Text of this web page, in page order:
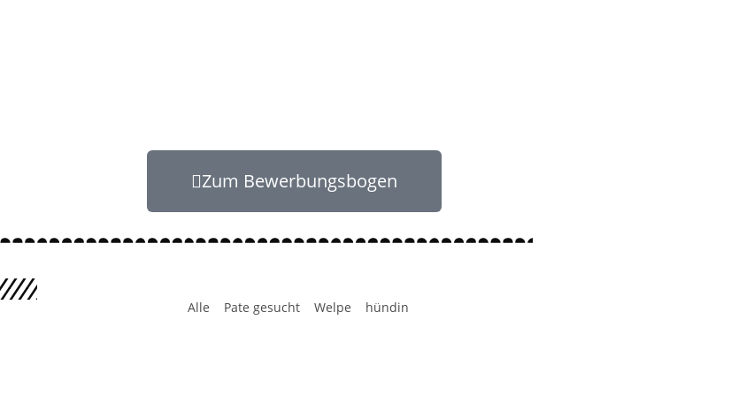
Zum Bewerbungsbogen
Alle Pate gesucht Welpe hündin